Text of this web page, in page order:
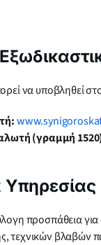
να υποβληθεί
(γραμμή
προσπάθεια
βλαβών